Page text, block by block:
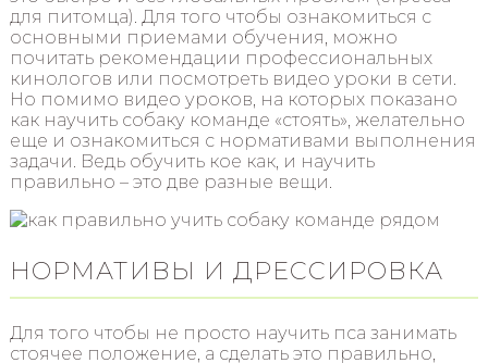
для питомца). Для того чтобы ознакомиться с
основными приемами обучения, можно
почитать рекомендации профессиональных
кинологов или посмотреть видео уроки в сети.
Но помимо видео уроков, на которых показано
как научить собаку команде «стоять», желательно
еще и ознакомиться с нормативами выполнения
задачи. Ведь обучить кое как, и научить
правильно – это две разные вещи.
НОРМАТИВЫ И ДРЕССИРОВКА
Для того чтобы не просто научить пса занимать
стоячее положение, а сделать это правильно,